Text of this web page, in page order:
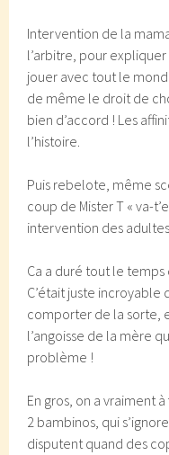
Intervention de la
l’arbitre, pour
jouer avec tout le
de même le droit de
bien d’accord ! Les
l’histoire.
Puis rebelote, même
coup de Mister T « va-
intervention des
Ca a duré tout le
C’était juste incroyable
comporter de la sorte,
l’angoisse de la mère
problème !
En gros, on a vraiment
2 bambinos, qui
disputent quand des